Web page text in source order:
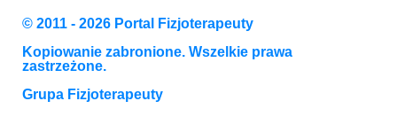
© 2011 - 2026 Portal Fizjoterapeuty
Kopiowanie zabronione. Wszelkie prawa
zastrzeżone.
Grupa Fizjoterapeuty